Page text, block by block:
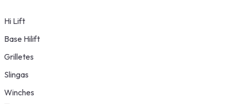
Hi Lift
Base Hilift
Grilletes
Slingas
Winches